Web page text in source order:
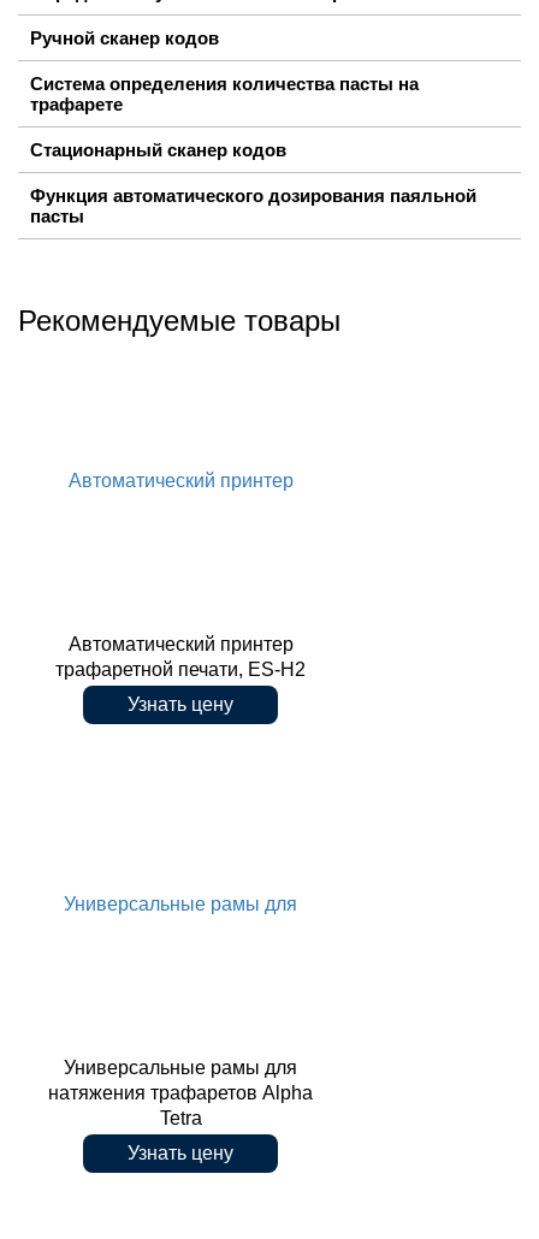
Ручной сканер кодов
Система определения количества пасты на
трафарете
Стационарный сканер кодов
Функция автоматического дозирования паяльной
пасты
Рекомендуемые товары
Автоматический принтер
Автоматический принтер
трафаретной печати, ES-H2
Узнать цену
Универсальные рамы для
натяжения трафаретов Alpha Tetra
Универсальные рамы для
натяжения трафаретов Alpha
Tetra
Узнать цену